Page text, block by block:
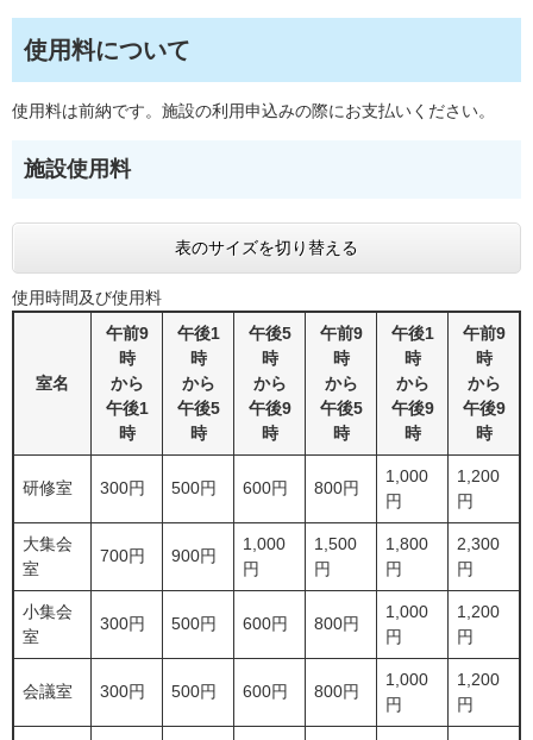
使用料について
使用料は前納です。施設の利用申込みの際にお支払いください。
施設使用料
表のサイズを切り替える
使用時間及び使用料
室名
午前9
時
から
午後1
時
午後1
時
から
午後5
時
午後5
時
から
午後9
時
午前9
時
から
午後5
時
午後1
時
から
午後9
時
午前9
時
から
午後9
時
研修室 300円 500円 600円 800円
1,000
円
1,200
円
大集会
室
700円 900円
1,000
円
1,500
円
1,800
円
2,300
円
小集会
室
300円 500円 600円 800円
1,000
円
1,200
円
会議室 300円 500円 600円 800円
1,000
円
1,200
円